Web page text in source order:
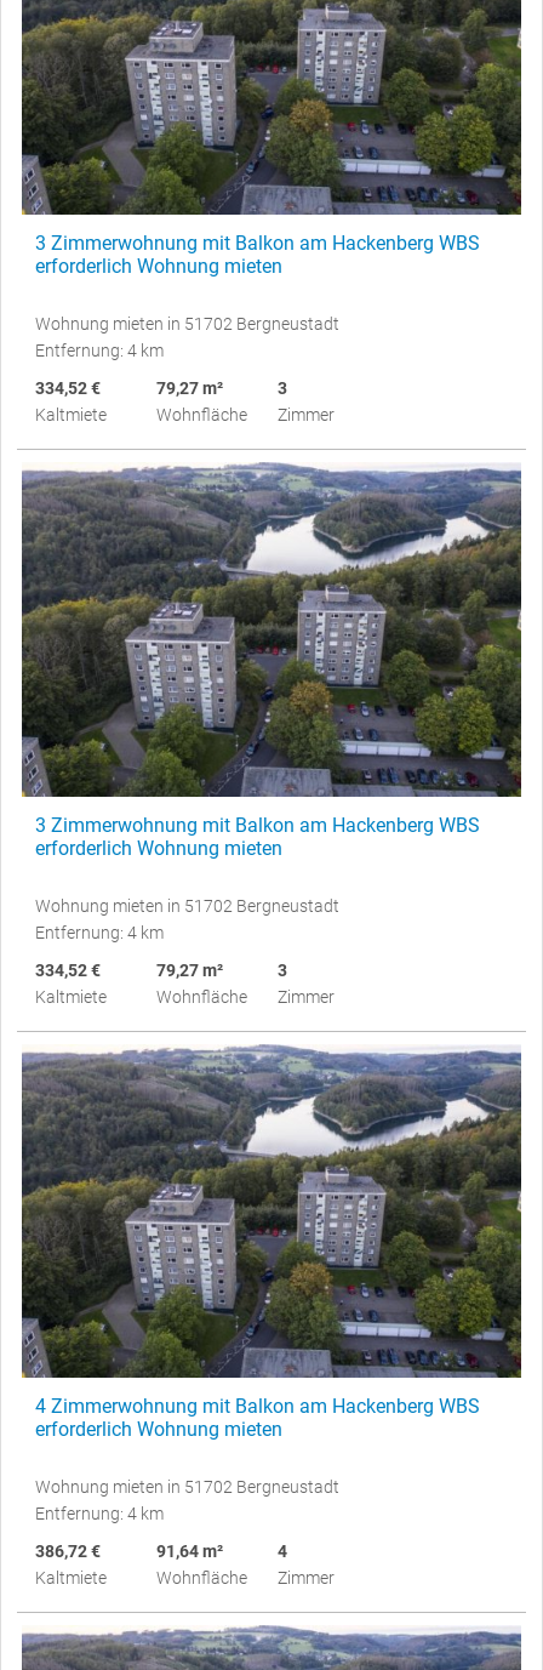
3 Zimmerwohnung mit Balkon am Hackenberg WBS
erforderlich Wohnung mieten
Wohnung mieten in 51702 Bergneustadt
Entfernung: 4 km
334,52 €
Kaltmiete
79,27 m²
Wohnfläche
3
Zimmer
3 Zimmerwohnung mit Balkon am Hackenberg WBS
erforderlich Wohnung mieten
Wohnung mieten in 51702 Bergneustadt
Entfernung: 4 km
334,52 €
Kaltmiete
79,27 m²
Wohnfläche
3
Zimmer
4 Zimmerwohnung mit Balkon am Hackenberg WBS
erforderlich Wohnung mieten
Wohnung mieten in 51702 Bergneustadt
Entfernung: 4 km
386,72 €
Kaltmiete
91,64 m²
Wohnfläche
4
Zimmer